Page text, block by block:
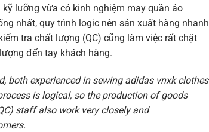
lưỡng vừa có kinh nghiệm may quần áo
nhất, quy trình logic nên sản xuất hàng nhanh
tra chất lượng (QC) cũng làm việc rất chặt
đến tay khách hàng.
both experienced in sewing adidas vnxk clothes
is logical, so the production of goods
staff also work very closely and